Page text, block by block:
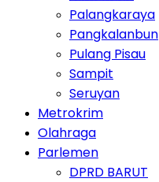
Palangkaraya
Pangkalanbun
Pulang Pisau
Sampit
Seruyan
Metrokrim
Olahraga
Parlemen
DPRD BARUT